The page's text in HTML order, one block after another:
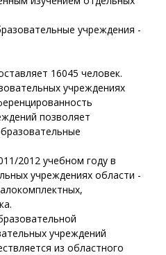
учреждения -
16045 человек.
учреждениях
позволяет
2012 учебном году в
учреждениях области -
учреждений
из областного